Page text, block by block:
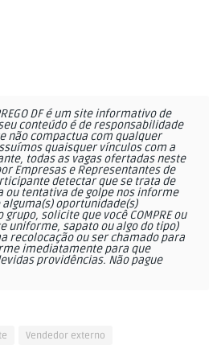
DF é um site informativo de
conteúdo é de responsabilidade
não compactua com qualquer
quaisquer vínculos com a
todas as vagas ofertadas neste
Empresas e Representantes de
detectar que se trata de
ou tentativa de golpe nos informe
oportunidade(s)
solicite que você COMPRE ou
uniforme, sapato ou algo do tipo)
recolocação ou ser chamado para
imediatamente para que
providências. Não pague
Vendedor externo